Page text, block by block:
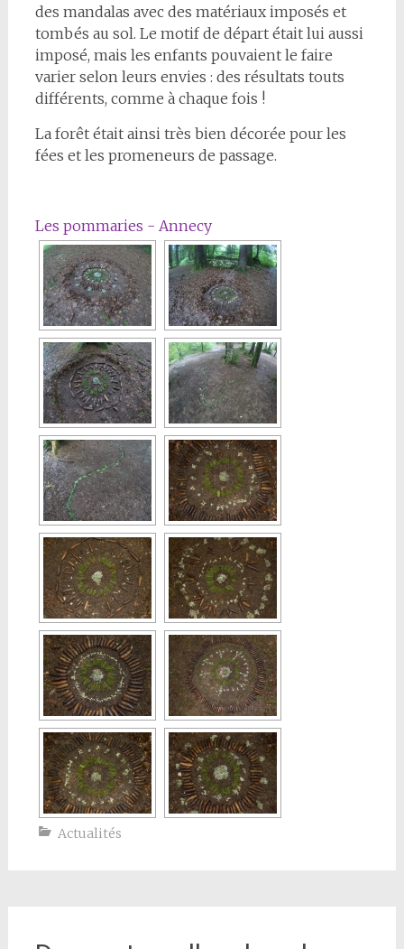
des mandalas avec des matériaux imposés et
tombés au sol. Le motif de départ était lui aussi
imposé, mais les enfants pouvaient le faire
varier selon leurs envies : des résultats touts
différents, comme à chaque fois !
La forêt était ainsi très bien décorée pour les
fées et les promeneurs de passage.
Les pommaries - Annecy
Actualités